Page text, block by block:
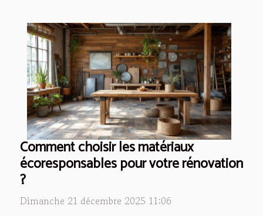
Comment choisir les matériaux
écoresponsables pour votre rénovation
?
Dimanche 21 décembre 2025 11:06